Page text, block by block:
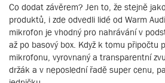
Co dodat závěrem? Jen to, že stejně
produktů, i zde odvedli lidé od Warm
mikrofon je vhodný pro nahrávání v
až po basový box. Když k tomu připočtu
mikrofonu, vyrovnaný a transparentní
držák a v neposlední řadě super cenu,